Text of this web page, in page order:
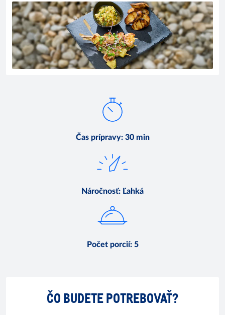
Čas prípravy: 30 min
Náročnosť: Ľahká
Počet porcií: 5
ČO BUDETE POTREBOVAŤ?